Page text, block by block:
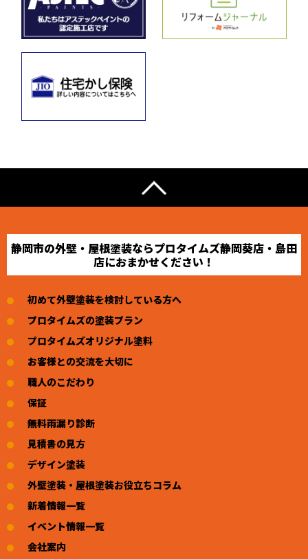
静岡市の外壁・屋根塗装ならプロタイムズ静岡葵店・島田
店におまかせください！
初めて外壁塗装を検討している方へ
プロタイムズの塗装プラン
プロタイムズオリジナル塗料
お客様との交流を大切に
職人のこだわり
保証
無料雨漏り診断
見積書の見方
デザイン塗装
外壁塗装・屋根塗装お役立ちコラム
新着情報一覧
イベント情報一覧
会社案内